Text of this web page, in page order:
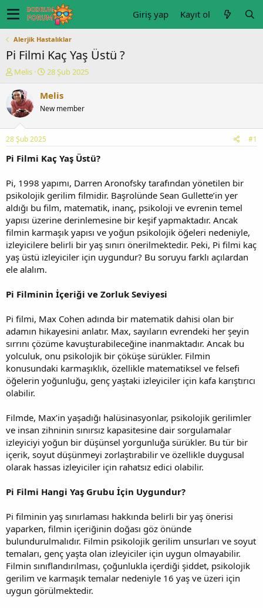
Giriş yap Kayıt ol
Alerjik Hastalıklar
Pi Filmi Kaç Yaş Üstü ?
K
n
u
y
b
a
t
a
n
Melis
B
ş
a
ç
r
i
h
i
28 Şub 2025
Melis
New member
28 Şub 2025 #1
Pi Filmi Kaç Yaş Üstü?
Pi, 1998 yapımı, Darren Aronofsky tarafından yönetilen bir
psikolojik gerilim filmidir. Başrolünde Sean Gullette’in yer
aldığı bu film, matematik, inanç, psikoloji ve evrenin temel
yapısı üzerine derinlemesine bir keşif yapmaktadır. Ancak
filmin karmaşık yapısı ve yoğun psikolojik öğeleri nedeniyle,
izleyicilere belirli bir yaş sınırı önerilmektedir. Peki, Pi filmi kaç
yaş üstü izleyiciler için uygundur? Bu soruyu farklı açılardan
ele alalım.
Pi Filminin İçeriği ve Zorluk Seviyesi
Pi filmi, Max Cohen adında bir matematik dahisi olan bir
adamın hikayesini anlatır. Max, sayıların evrendeki her şeyin
sırrını çözüme kavuşturabileceğine inanmaktadır. Ancak bu
yolculuk, onu psikolojik bir çöküşe sürükler. Filmin
konusundaki karmaşıklık, özellikle matematiksel ve felsefi
öğelerin yoğunluğu, genç yaştaki izleyiciler için kafa karıştırıcı
olabilir.
Filmde, Max’in yaşadığı halüsinasyonlar, psikolojik gerilimler
ve insan zihninin sınırsız kapasitesine dair sorgulamalar
izleyiciyi yoğun bir düşünsel yorgunluğa sürükler. Bu tür bir
içerik, soyut düşünmeyi zorlaştırabilir ve özellikle duygusal
olarak hassas izleyiciler için rahatsız edici olabilir.
Pi Filmi Hangi Yaş Grubu İçin Uygundur?
Pi filminin yaş sınırlaması hakkında belirli bir yaş önerisi
yaparken, filmin içeriğinin doğası göz önünde
bulundurulmalıdır. Filmin psikolojik gerilim unsurları ve soyut
temaları, genç yaşta olan izleyiciler için uygun olmayabilir.
Filmin sınıflandırılması, çoğunlukla içerdiği şiddet, psikolojik
gerilim ve karmaşık temalar nedeniyle 16 yaş ve üzeri için
uygun görülmektedir.